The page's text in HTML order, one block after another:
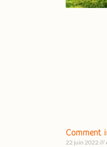
Comment
22 juin 2022